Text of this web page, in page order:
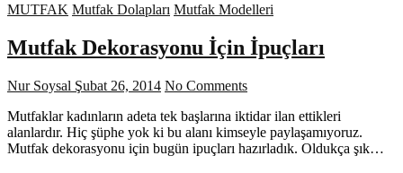
MUTFAK Mutfak Dolapları Mutfak Modelleri
Mutfak Dekorasyonu İçin İpuçları
Nur Soysal Şubat 26, 2014 No Comments
Mutfaklar kadınların adeta tek başlarına iktidar ilan ettikleri
alanlardır. Hiç şüphe yok ki bu alanı kimseyle paylaşamıyoruz.
Mutfak dekorasyonu için bugün ipuçları hazırladık. Oldukça şık…